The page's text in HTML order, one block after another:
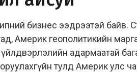
бизнес ээдрээтэй байв.
Америк геополитикийн
адармаатай
тулд Америк улс